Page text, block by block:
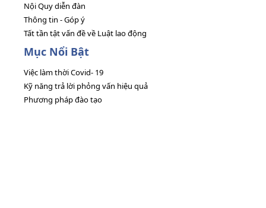
Nội Quy diễn đàn
Thông tin - Góp ý
Tất tần tật vấn đề về Luật lao động
Mục Nổi Bật
Việc làm thời Covid- 19
Kỹ năng trả lời phỏng vấn hiệu quả
Phương pháp đào tạo